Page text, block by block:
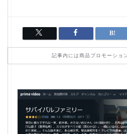
記事内には商品プロモーショ